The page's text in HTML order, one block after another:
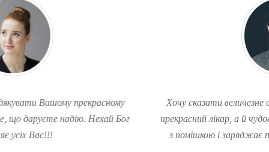
Хочу сказати величезне спасибі лікарю . . . Це не тільки
прекрасний лікар, а й чудова людина, яка завжди зустрічає
з помішкою і заряджає позитивом у будь-якій ситуації.